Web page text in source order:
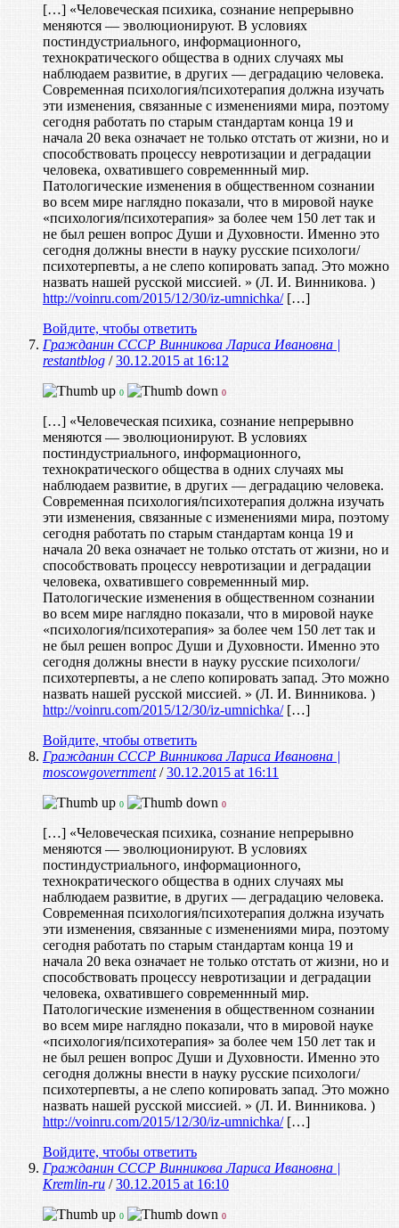
[…] «Человеческая психика, сознание непрерывно
меняются — эволюционируют. В условиях
постиндустриального, информационного,
технократического общества в одних случаях мы
наблюдаем развитие, в других — деградацию человека.
Современная психология/психотерапия должна изучать
эти изменения, связанные с изменениями мира, поэтому
сегодня работать по старым стандартам конца 19 и
начала 20 века означает не только отстать от жизни, но и
способствовать процессу невротизации и деградации
человека, охватившего современнный мир.
Патологические изменения в общественном сознании
во всем мире наглядно показали, что в мировой науке
«психология/психотерапия» за более чем 150 лет так и
не был решен вопрос Души и Духовности. Именно это
сегодня должны внести в науку русские психологи/
психотерпевты, а не слепо копировать запад. Это можно
назвать нашей русской миссией. » (Л. И. Винникова. )
http://voinru.com/2015/12/30/iz-umnichka/[…]
Войдите, чтобы ответить
Гражданин СССР Винникова Лариса Ивановна |
restantblog /30.12.2015 at 16:12
0 0
[…] «Человеческая психика, сознание непрерывно
меняются — эволюционируют. В условиях
постиндустриального, информационного,
технократического общества в одних случаях мы
наблюдаем развитие, в других — деградацию человека.
Современная психология/психотерапия должна изучать
эти изменения, связанные с изменениями мира, поэтому
сегодня работать по старым стандартам конца 19 и
начала 20 века означает не только отстать от жизни, но и
способствовать процессу невротизации и деградации
человека, охватившего современнный мир.
Патологические изменения в общественном сознании
во всем мире наглядно показали, что в мировой науке
«психология/психотерапия» за более чем 150 лет так и
не был решен вопрос Души и Духовности. Именно это
сегодня должны внести в науку русские психологи/
психотерпевты, а не слепо копировать запад. Это можно
назвать нашей русской миссией. » (Л. И. Винникова. )
http://voinru.com/2015/12/30/iz-umnichka/[…]
Войдите, чтобы ответить
Гражданин СССР Винникова Лариса Ивановна |
moscowgovernment/30.12.2015 at 16:11
0 0
[…] «Человеческая психика, сознание непрерывно
меняются — эволюционируют. В условиях
постиндустриального, информационного,
технократического общества в одних случаях мы
наблюдаем развитие, в других — деградацию человека.
Современная психология/психотерапия должна изучать
эти изменения, связанные с изменениями мира, поэтому
сегодня работать по старым стандартам конца 19 и
начала 20 века означает не только отстать от жизни, но и
способствовать процессу невротизации и деградации
человека, охватившего современнный мир.
Патологические изменения в общественном сознании
во всем мире наглядно показали, что в мировой науке
«психология/психотерапия» за более чем 150 лет так и
не был решен вопрос Души и Духовности. Именно это
сегодня должны внести в науку русские психологи/
психотерпевты, а не слепо копировать запад. Это можно
назвать нашей русской миссией. » (Л. И. Винникова. )
http://voinru.com/2015/12/30/iz-umnichka/[…]
Войдите, чтобы ответить
Гражданин СССР Винникова Лариса Ивановна |
Kremlin-ru /30.12.2015 at 16:10
0 0